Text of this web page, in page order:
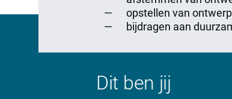
opstellen van
bijdragen aan
Dit ben jij